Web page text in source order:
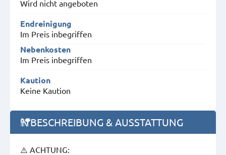
Wird nicht angeboten
Endreinigung
Im Preis inbegriffen
Nebenkosten
Im Preis inbegriffen
Kaution
Keine Kaution
BESCHREIBUNG & AUSSTATTUNG
⚠️ ACHTUNG: